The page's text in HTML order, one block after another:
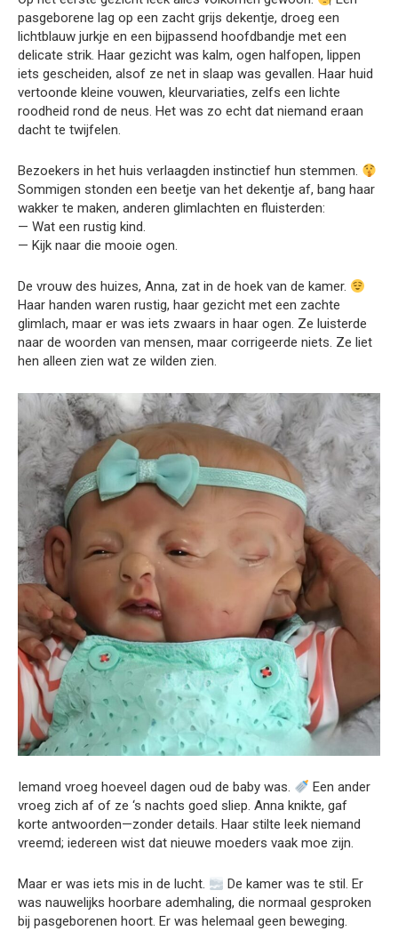
pasgeborene lag op een zacht grijs dekentje, droeg een
lichtblauw jurkje en een bijpassend hoofdbandje met een
delicate strik. Haar gezicht was kalm, ogen halfopen, lippen
iets gescheiden, alsof ze net in slaap was gevallen. Haar huid
vertoonde kleine vouwen, kleurvariaties, zelfs een lichte
roodheid rond de neus. Het was zo echt dat niemand eraan
dacht te twijfelen.
Bezoekers in het huis verlaagden instinctief hun stemmen.
Sommigen stonden een beetje van het dekentje af, bang haar
wakker te maken, anderen glimlachten en fluisterden:
— Wat een rustig kind.
— Kijk naar die mooie ogen.
De vrouw des huizes, Anna, zat in de hoek van de kamer.
Haar handen waren rustig, haar gezicht met een zachte
glimlach, maar er was iets zwaars in haar ogen. Ze luisterde
naar de woorden van mensen, maar corrigeerde niets. Ze liet
hen alleen zien wat ze wilden zien.
Iemand vroeg hoeveel dagen oud de baby was.
Een ander
vroeg zich af of ze ‘s nachts goed sliep. Anna knikte, gaf
korte antwoorden—zonder details. Haar stilte leek niemand
vreemd; iedereen wist dat nieuwe moeders vaak moe zijn.
Maar er was iets mis in de lucht.
De kamer was te stil. Er
was nauwelijks hoorbare ademhaling, die normaal gesproken
bij pasgeborenen hoort. Er was helemaal geen beweging.